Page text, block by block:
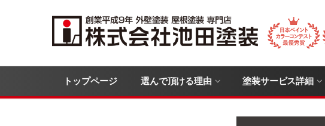
トップページ 選んで頂ける理由 塗装サービス詳細